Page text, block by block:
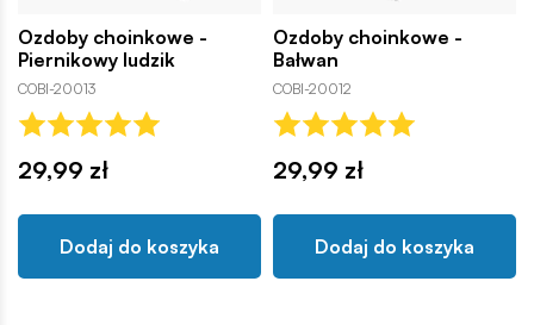
Ozdoby choinkowe -
Piernikowy ludzik
COBI-20013
29,99 zł
Dodaj do koszyka
Ozdoby choinkowe -
Bałwan
COBI-20012
29,99 zł
Dodaj do koszyka